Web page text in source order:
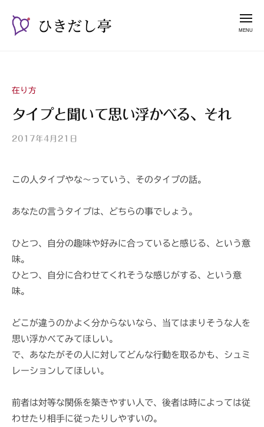
し
亭
い
山
紫
メ
ニ
在り方
タイプと聞いて思い浮かべる、それ
2017年4月21日
紫
a
s
この人タイプやな〜っていう、そのタイプの話。
あなたの言うタイプは、どちらの事でしょう。
ひとつ、自分の趣味や好みに合っていると感じる、という意
味。
ひとつ、自分に合わせてくれそうな感じがする、という意
味。
どこが違うのかよく分からないなら、当てはまりそうな人を
思い浮かべてみてほしい。
で、あなたがその人に対してどんな行動を取るかも、シュミ
レーションしてほしい。
前者は対等な関係を築きやすい人で、後者は時によっては従
わせたり相手に従ったりしやすいの。
だ
し